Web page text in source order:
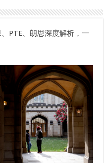
PTE、朗思深度解析，一